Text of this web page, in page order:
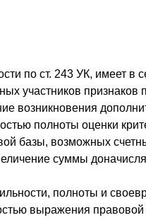
по ст. 243 УК, имеет в
участников признаков
возникновения
полноты оценки
базы, возможных
суммы
полноты и
выражения